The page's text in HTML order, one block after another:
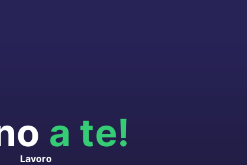
a te!
Lavoro